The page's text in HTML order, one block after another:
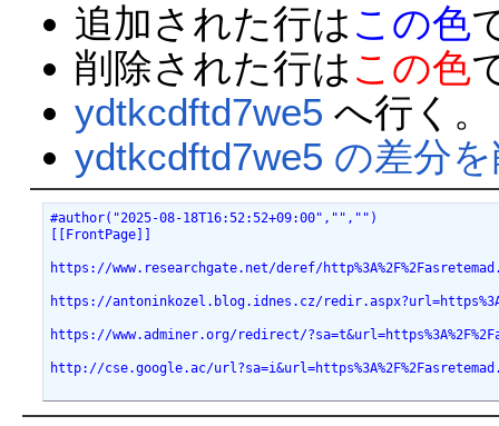
追加された行は この色
削除された行は この色
ydtkcdftd7we5 へ行く。
ydtkcdftd7we5 の差分
#author("2025-08-18T16:52:52+09:00","","")
[[FrontPage]]
https://
https://antoninkozel.blog.idnes.cz/
https://
http://